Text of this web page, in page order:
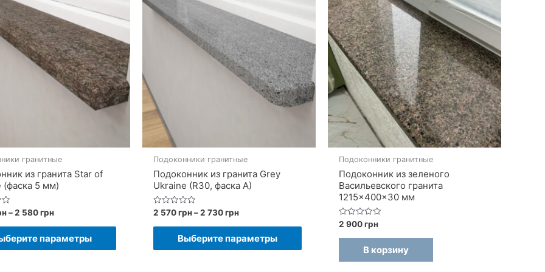
гранитные
из гранита Star of
(фаска 5 мм)
–2 580грнДиапазон
370 грн
–
параметры
Этот
Подоконники гранитные
Подоконник из гранита Grey
Ukraine (R30, фаска A)
Оценка
0
из
2 570грн–2 730грнДиапазон
570 грн
–
Выберите параметры
Этот
Подоконники гранитные
Подоконник из зеленого
Васильевского гранита
1215×400×30 мм
Оценка
0
из
2 900грн
В корзину